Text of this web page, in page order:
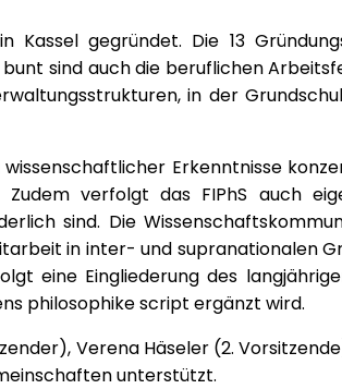
gegründet. Die 13
sind auch die beruflichen
in der
Erkenntnisse
verfolgt das FIPhS auch
sind. Die
in inter- und supranationalen
eine Eingliederung des
philosophike script ergänzt wird.
Verena Häseler (2.
unterstützt.